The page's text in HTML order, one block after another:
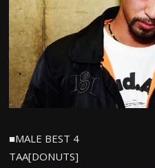
■MALE BEST 4
TAA[DONUTS]